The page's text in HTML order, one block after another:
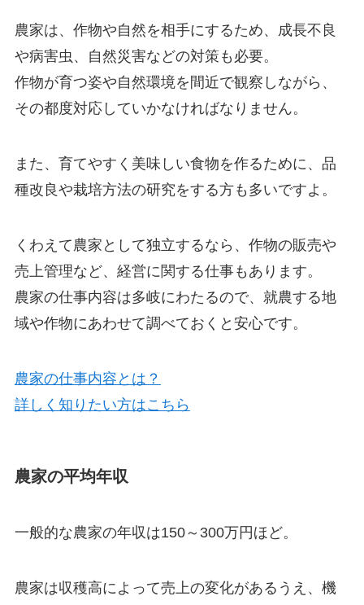
農家は、作物や自然を相手にするため、成長不良
や病害虫、自然災害などの対策も必要。
作物が育つ姿や自然環境を間近で観察しながら、
その都度対応していかなければなりません。
また、育てやすく美味しい食物を作るために、 品
種改良や栽培方法の研究をする方も多いですよ。
くわえて農家として独立するなら、 作物の販売や
売上管理など、経営に関する仕事もあります。
農家の仕事内容は多岐にわたるので、就農する地
域や作物にあわせて調べておくと安心です。
農家の仕事内容とは？
詳しく知りたい方はこちら
農家の平均年収
一般的な農家の年収は150～300万円ほど。
農家は収穫高によって売上の変化があるうえ、機